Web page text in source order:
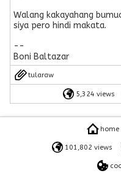
Walang kakayahang
siya pero hindi makata.
--
Boni Baltazar
tularaw
5,324 views
home
101,802 views